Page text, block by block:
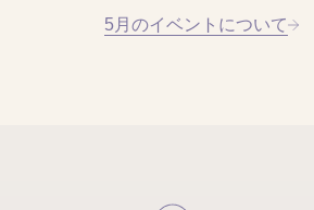
5月のイベントについて